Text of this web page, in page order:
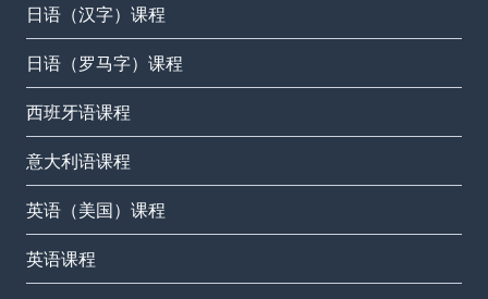
日语（汉字）课程
日语（罗马字）课程
西班牙语课程
意大利语课程
英语（美国）课程
英语课程